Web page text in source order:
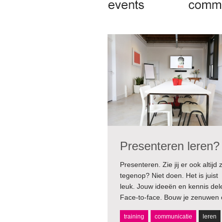
Presenteren leren?
Presenteren. Zie jij er ook altijd
tegenop? Niet doen. Het is juist
leuk. Jouw ideeën en kennis
Face-to-face. Bouw je zenuwen
angst om in een
training communicatie leren